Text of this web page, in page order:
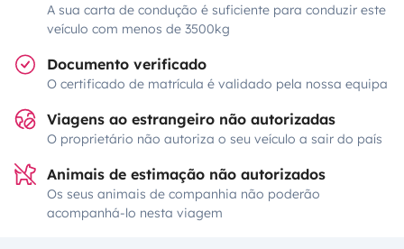
A sua carta de condução é suficiente para conduzir este
veículo com menos de 3500kg
Documento verificado
O certificado de matrícula é validado pela nossa equipa
Viagens ao estrangeiro não autorizadas
O proprietário não autoriza o seu veículo a sair do país
Animais de estimação não autorizados
Os seus animais de companhia não poderão
acompanhá-lo nesta viagem